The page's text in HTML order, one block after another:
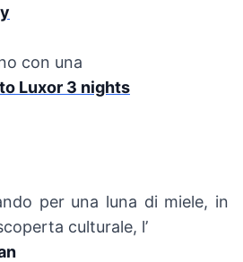
con una
Luxor 3 nights
per una luna di miele, in
culturale, l’